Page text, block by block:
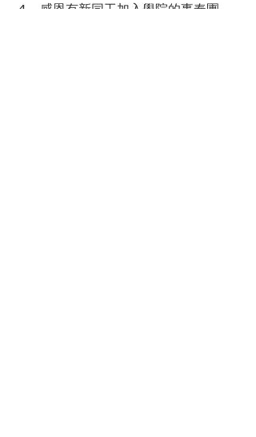
感恩有新同工加入學院的事奉團